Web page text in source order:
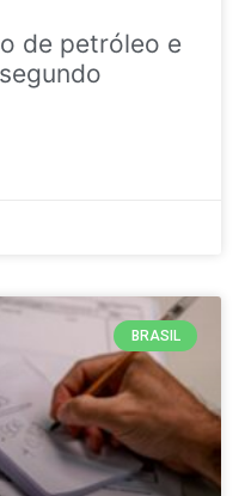
de petróleo e
BRASIL